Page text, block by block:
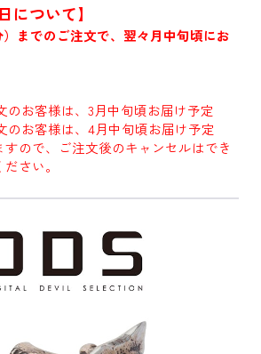
について】
）までのご注文で、翌々月中旬頃にお
のお客様は、3月中旬頃お届け予定
のお客様は、4月中旬頃お届け予定
ので、ご注文後のキャンセルはでき
さい。